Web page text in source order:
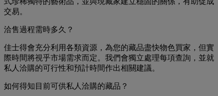
交易。
洽售過程需時多久？
佳士得會充分利用各類資源，為您的藏品盡快物色買家，但實
際時間將視乎市場需求而定。我們會獨立處理每項查詢，並就
私人洽購的可行性和預計時間作出相關建議。
如何得知目前可供私人洽購的藏品？